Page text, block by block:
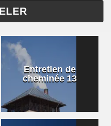
Entretien de
cheminée 13